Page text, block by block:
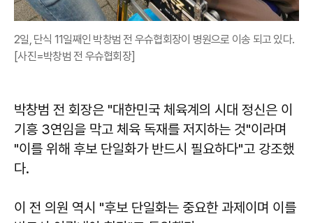
2일, 단식 11일째인 박창범 전 우슈협회장이 병원으로 이송 되고 있다.
[사진=박창범 전 우슈협회장]
박창범 전 회장은 "대한민국 체육계의 시대 정신은 이
기흥 3연임을 막고 체육 독재를 저지하는 것"이라며
"이를 위해 후보 단일화가 반드시 필요하다"고 강조했
다.
이 전 의원 역시 "후보 단일화는 중요한 과제이며 이를